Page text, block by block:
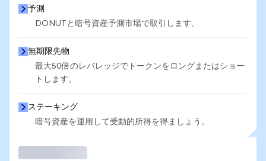
予測
DONUTと暗号資産予測市場で取引します。
無期限先物
最大50倍のレバレッジでトークンをロングまたはショー
トします。
ステーキング
暗号資産を運用して受動的所得を得ましょう。